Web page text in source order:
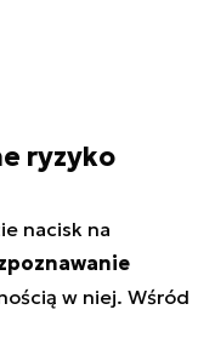
ryzyko
nacisk na
w niej. Wśród